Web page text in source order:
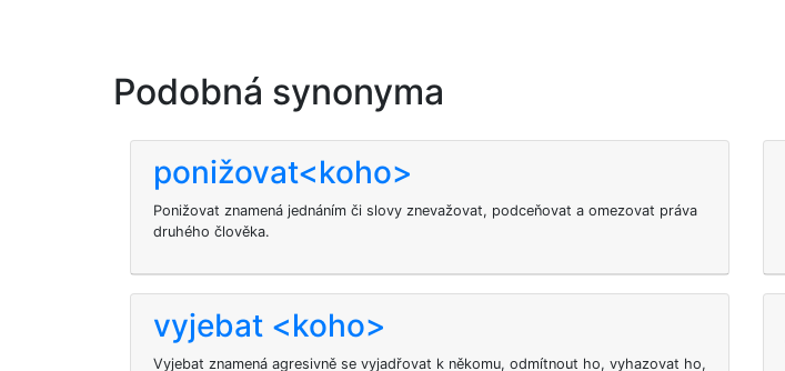
Podobná synonyma
ponižovat<koho>
Ponižovat znamená jednáním či slovy znevažovat, podceňovat a omezovat práva
druhého člověka.
vyjebat <koho>
Vyjebat znamená agresivně se vyjadřovat k někomu, odmítnout ho, vyhazovat ho,